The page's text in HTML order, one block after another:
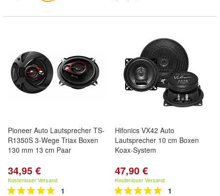
Pioneer Auto Lautsprecher TS-
R1350S 3-Wege Triax Boxen
130 mm 13 cm Paar
34,95 €
Kostenloser Versand
1
Hifonics VX42 Auto
Lautsprecher 10 cm Boxen
Koax-System
47,90 €
Kostenloser Versand
1